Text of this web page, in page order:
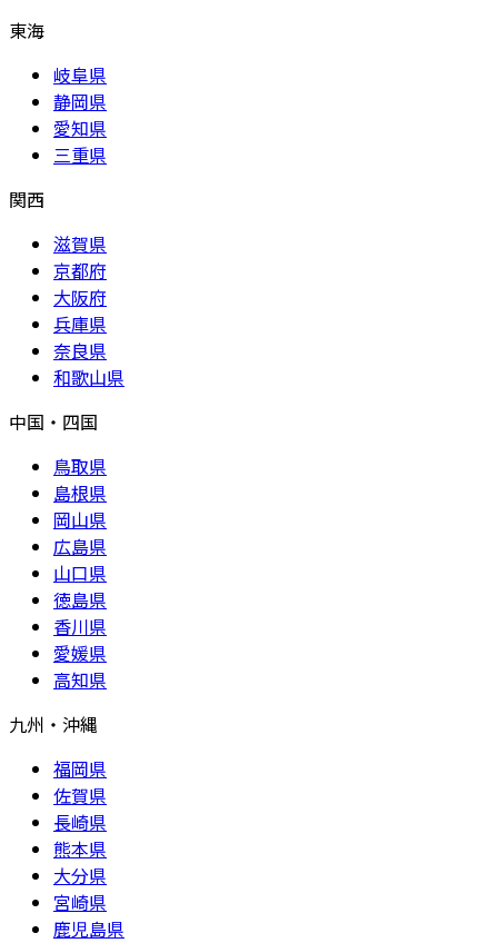
東海
岐阜県
静岡県
愛知県
三重県
関西
滋賀県
京都府
大阪府
兵庫県
奈良県
和歌山県
中国・四国
鳥取県
島根県
岡山県
広島県
山口県
徳島県
香川県
愛媛県
高知県
九州・沖縄
福岡県
佐賀県
長崎県
熊本県
大分県
宮崎県
鹿児島県